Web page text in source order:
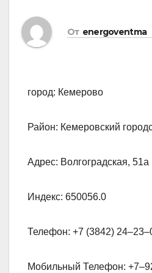
От energoventma
город: Кемерово
Район: Кемеровский
Адрес: Волгоградская, 51а
Индекс: 650056.0
Телефон: +7 (3842)
Мобильный Телефон: